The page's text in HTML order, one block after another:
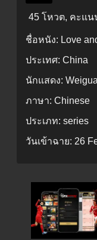
45 โหวต, คะแน
ชื่อหนัง: Love
ประเทศ: China
นักแสดง:
ภาษา: Chinese
ประเภท: series
วันเข้าฉาย: 26